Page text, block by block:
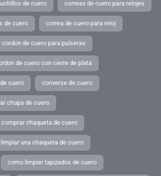
de cuero correas de cuero para relojes
de cuero correa de cuero para reloj
cordon de cuero para pulseras
de cuero con cierre de plata
cuero converse de cuero
chupa de cuero
comprar chaqueta de cuero
una chaqueta de cuero
como limpiar tapizados de cuero